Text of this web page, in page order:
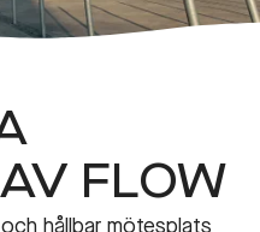
FLOW
hållbar mötesplats